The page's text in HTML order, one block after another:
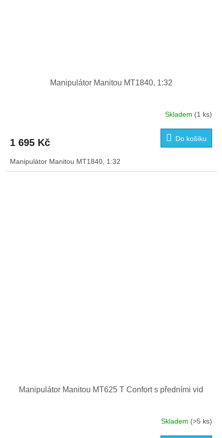
Manipulátor Manitou MT1840, 1:32
Skladem (1 ks)
1 695 Kč Do košíku
Manipulátor Manitou MT1840, 1:32
Manipulátor Manitou MT625 T Confort s předními vid
Skladem (>5 ks)